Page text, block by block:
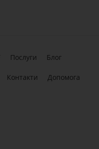
Послуги Блог
Контакти Допомога